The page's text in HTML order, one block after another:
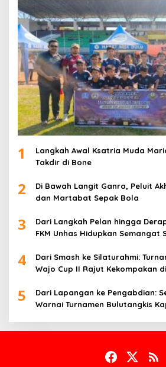
1
Langkah Awal Ksatria Muda
Takdir di Bone
2
Di Bawah Langit Ganra, Peluit
dan Martabat Sepak Bola
3
Dari Langkah Pelan hingga
FKM Unhas Hidupkan Semangat
4
Dari Smash ke Silaturahmi:
Wajo Cup II Rajut Kekompakan
5
Dari Lapangan ke Pengabdian:
Warnai Turnamen Bulutangkis